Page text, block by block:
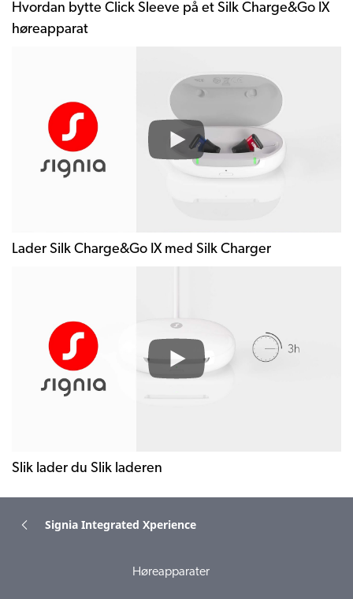
Hvordan bytte Click Sleeve på et Silk Charge&Go IX
høreapparat
Lader Silk Charge&Go IX med Silk Charger
Slik lader du Slik laderen
Signia Integrated Xperience
Høreapparater